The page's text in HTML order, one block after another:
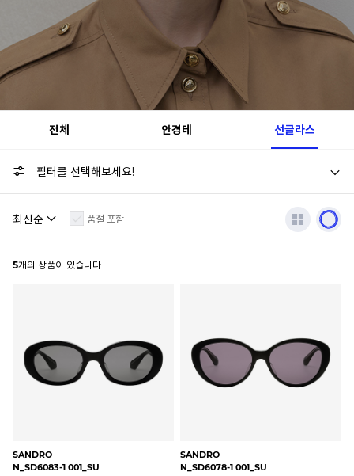
전체 안경테 선글라스
필터를 선택해보세요!
품절 포함
5개의 상품이 있습니다.
SANDRO
N_SD6083-1 001_SU
SANDRO
N_SD6078-1 001_SU